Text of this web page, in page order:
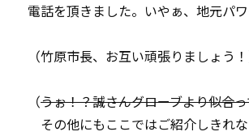
電話を頂きました。いやぁ、地元パ
（竹原市長、お互い頑張りましょう！
（うぉ！？誠さんグローブより似合
その他にもここではご紹介しきれ